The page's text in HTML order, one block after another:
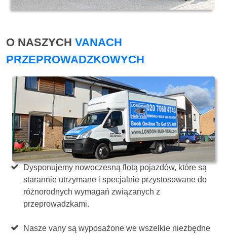
O NASZYCH VANACH
PRZEPROWADZKOWYCH
Dysponujemy nowoczesną flotą pojazdów, które są
starannie utrzymane i specjalnie przystosowane do
różnorodnych wymagań związanych z
przeprowadzkami.
Nasze vany są wyposażone we wszelkie niezbędne